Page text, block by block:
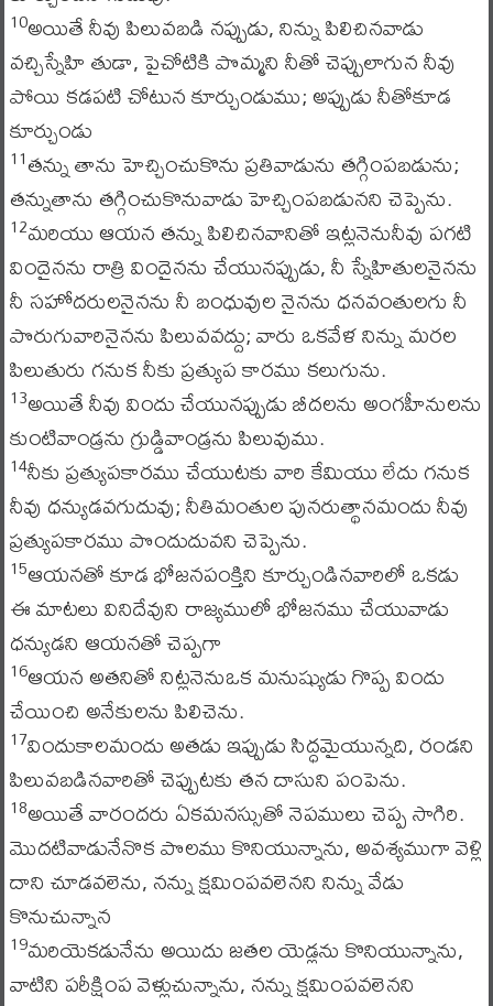
10అయితే నీవు పిలువబడి నప్పుడు, నిన్ను పిలిచినవాడు
వచ్చిస్నేహి తుడా, పైచోటికి పొమ్మని నీతో చెప్పులాగున నీవు
పోయి కడపటి చోటున కూర్చుండుము; అప్పుడు నీతోకూడ
కూర్చుండు
11తన్ను తాను హెచ్చించుకొను ప్రతివాడును తగ్గింపబడును;
తన్నుతాను తగ్గించుకొనువాడు హెచ్చింపబడునని చెప్పెను.
12మరియు ఆయన తన్ను పిలిచినవానితో ఇట్లనెనునీవు పగటి
విందైనను రాత్రి విందైనను చేయునప్పుడు, నీ స్నేహితులనైనను
నీ సహోదరులనైనను నీ బంధువుల నైనను ధనవంతులగు నీ
పొరుగువారినైనను పిలువవద్దు; వారు ఒకవేళ నిన్ను మరల
పిలుతురు గనుక నీకు ప్రత్యుప కారము కలుగును.
13అయితే నీవు విందు చేయునప్పుడు బీదలను అంగహీనులను
కుంటివాండ్రను గ్రుడ్డివాండ్రను పిలువుము.
14నీకు ప్రత్యుపకారము చేయుటకు వారి కేమియు లేదు గనుక
నీవు ధన్యుడవగుదువు; నీతిమంతుల పునరుత్థానమందు నీవు
ప్రత్యుపకారము పొందుదువని చెప్పెను.
15ఆయనతో కూడ భోజనపంక్తిని కూర్చుండినవారిలో ఒకడు
ఈ మాటలు వినిదేవుని రాజ్యములో భోజనము చేయువాడు
ధన్యుడని ఆయనతో చెప్పగా
16ఆయన అతనితో నిట్లనెనుఒక మనుష్యుడు గొప్ప విందు
చేయించి అనేకులను పిలిచెను.
17విందుకాలమందు అతడు ఇప్పుడు సిద్ధమైయున్నది, రండని
పిలువబడినవారితో చెప్పుటకు తన దాసుని పంపెను.
18అయితే వారందరు ఏకమనస్సుతో నెపములు చెప్ప సాగిరి.
మొదటివాడునేనొక పొలము కొనియున్నాను, అవశ్యముగా వెళ్లి
దాని చూడవలెను, నన్ను క్షమింపవలెనని నిన్ను వేడు
కొనుచున్నాన
19మరియెకడునేను అయిదు జతల యెడ్లను కొనియున్నాను,
వాటిని పరీక్షింప వెళ్లుచున్నాను, నన్ను క్షమింపవలెనని